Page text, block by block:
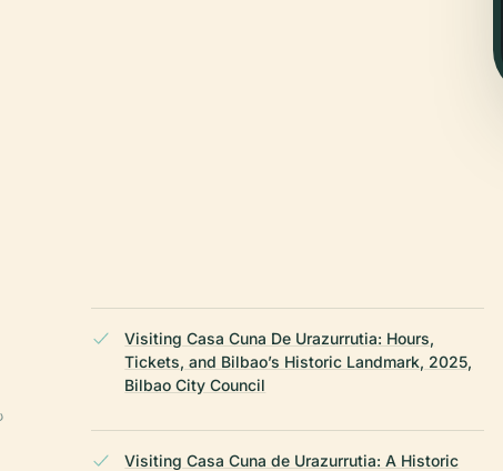
Visiting Casa Cuna De Urazurrutia: Hours,
Tickets, and Bilbao’s Historic Landmark, 2025,
Bilbao City Council
Visiting Casa Cuna de Urazurrutia: A Historic